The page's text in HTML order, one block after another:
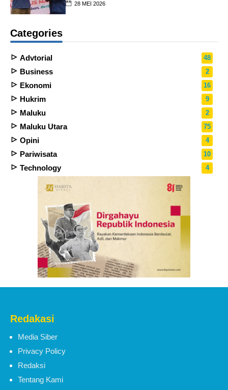
28 MEI 2026
Categories
Advtorial 48
Business 2
Ekonomi 16
Hukrim 9
Maluku 2
Maluku Utara 75
Opini 4
Pariwisata 10
Technology 4
Redakasi
Media Siber
Privacy Policy
Redaksi
Tentang Kami